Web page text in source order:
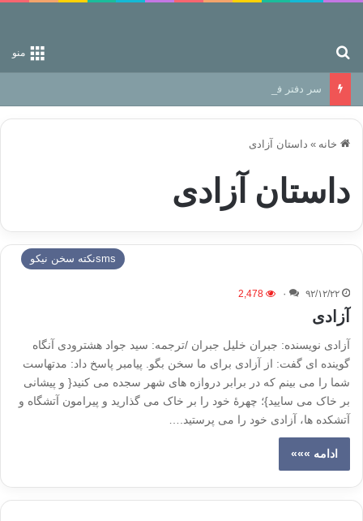
منو
سر دفتر فساد در زمین‌، دوری وکناره‌گیری از راه خداست‌!
خانه » داستان آزادی
داستان آزادی
smsنكته سخن نيكو
۹۲/۱۲/۲۲ ۰ 2,478
آزادی
آزادی نویسنده: جبران خلیل جبران /ترجمه: سید جواد هشترودی آنگاه
گوینده ای گفت: از آزادی برای ما سخن بگو. پیامبر پاسخ داد: مدتهاست
شما را می بینم که در برابر دروازه های شهر سجده می کنید{ و پیشانی
بر خاک می سایید}؛ چهرۀ خود را بر خاک می گذارید و پیرامون آتشگاه و
آتشکده ها، آزادی خود را می پرستید.…
ادامه »»»